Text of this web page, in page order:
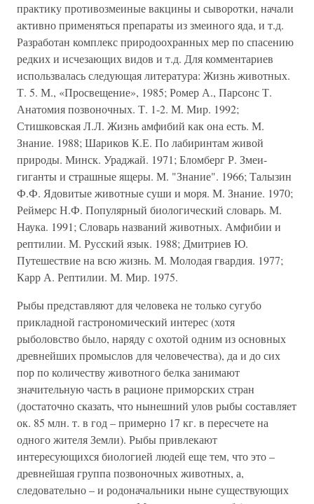
практику противозмеиные вакцины и сыворотки, начали
активно применяться препараты из змеиного яда, и т.д.
Разработан комплекс природоохранных мер по спасению
редких и исчезающих видов и т.д. Для комментариев
использвалась следующая литература: Жизнь животных.
Т. 5. М., «Просвещение», 1985; Ромер А., Парсонс Т.
Анатомия позвоночных. Т. 1-2. М. Мир. 1992;
Стишковская Л.Л. Жизнь амфибий как она есть. М.
Знание. 1988; Шариков К.Е. По лабиринтам живой
природы. Минск. Ураджай. 1971; Бломберг Р. Змеи-
гиганты и страшные ящеры. М. "Знание". 1966; Талызин
Ф.Ф. Ядовитые животные суши и моря. М. Знание. 1970;
Реймерс Н.Ф. Популярный биологический словарь. М.
Наука. 1991; Словарь названий животных. Амфибии и
рептилии. М. Русский язык. 1988; Дмитриев Ю.
Путешествие на всю жизнь. М. Молодая гвардия. 1977;
Карр А. Рептилии. М. Мир. 1975.
Рыбы представляют для человека не только сугубо
прикладной гастрономический интерес (хотя
рыболовство было, наряду с охотой одним из основных
древнейших промыслов для человечества), да и до сих
пор по количеству животного белка занимают
значительную часть в рационе приморских стран
(достаточно сказать, что нынешний улов рыбы составляет
ок. 85 млн. т. в год – примерно 17 кг. в пересчете на
одного жителя Земли). Рыбы привлекают
интересующихся биологией людей еще тем, что это –
древнейшая группа позвоночных животных, а,
следовательно – и родоначальники ныне существующих